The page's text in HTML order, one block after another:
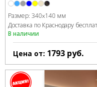
Размер: 340x140 мм
Доставка по Краснодару
В наличии
Цена от: 1793 руб.